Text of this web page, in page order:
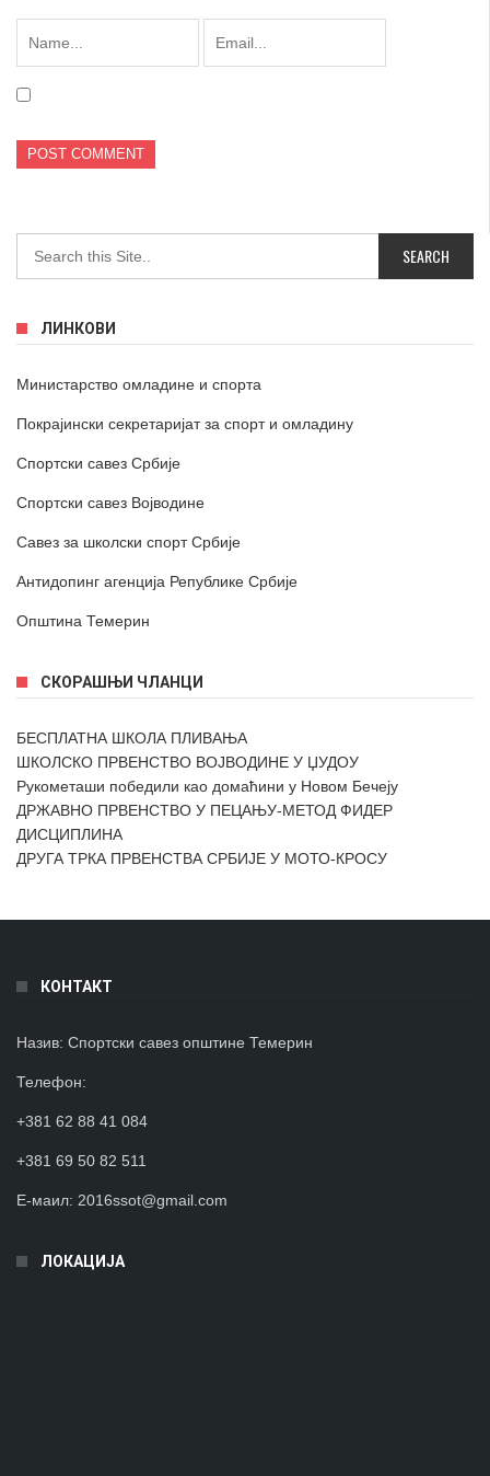
ЛИНКОВИ
Министарство омладине и спорта
Покрајински секретаријат за спорт и омладину
Спортски савез Србије
Спортски савез Војводине
Савез за школски спорт Србије
Антидопинг агенција Републике Србије
Општина Темерин
СКОРАШЊИ ЧЛАНЦИ
БЕСПЛАТНА ШКОЛА ПЛИВАЊА
ШКОЛСКО ПРВЕНСТВО ВОЈВОДИНЕ У ЏУДОУ
Рукометаши победили као домаћини у Новом Бечеју
ДРЖАВНО ПРВЕНСТВО У ПЕЦАЊУ-МЕТОД ФИДЕР
ДИСЦИПЛИНА
ДРУГА ТРКА ПРВЕНСТВА СРБИЈЕ У МОТО-КРОСУ
КОНТАКТ
Назив: Спортски савез општине Темерин
Телефон:
+381 62 88 41 084
+381 69 50 82 511
Е-маил: 2016ssot@gmail.com
ЛОКАЦИЈА